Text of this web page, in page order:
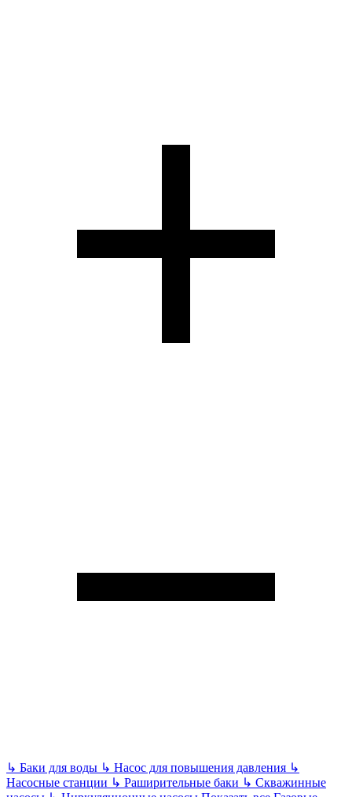
↳ Баки для воды ↳ Насос для повышения давления ↳
Насосные станции ↳ Раширительные баки ↳ Скважинные